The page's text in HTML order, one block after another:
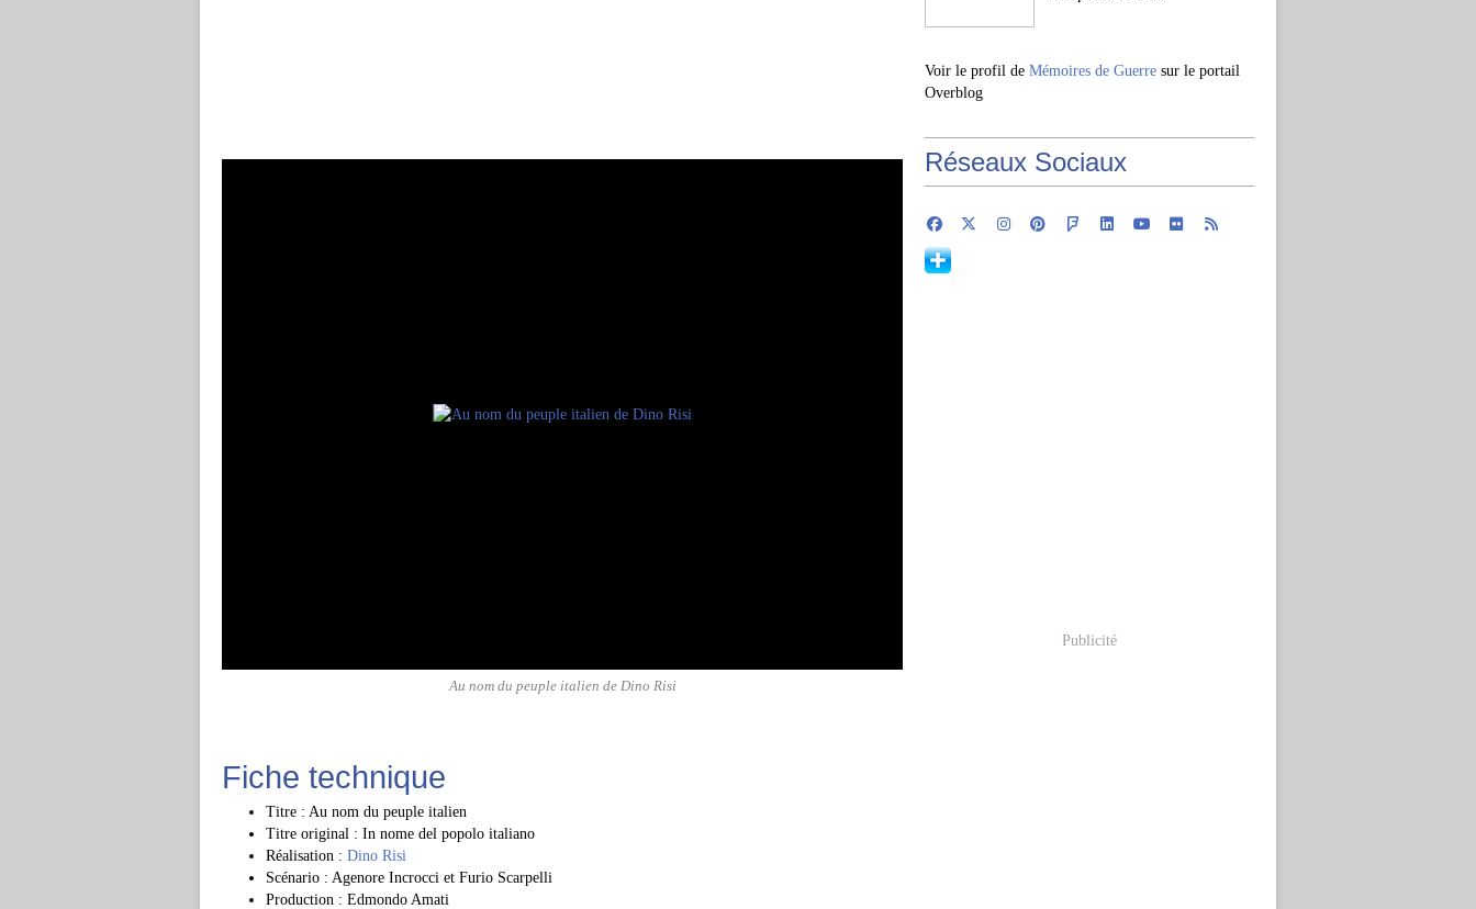
Au nom du peuple italien de Dino Risi
Fiche technique
Titre : Au nom du peuple italien
Titre original : In nome del popolo italiano
Réalisation : Dino Risi
Scénario : Agenore Incrocci et Furio Scarpelli
Production : Edmondo Amati
Voir le profil de Mémoires de Guerre sur le portail
Overblog
Réseaux Sociaux
Publicité